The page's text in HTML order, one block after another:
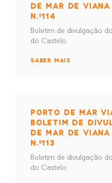
DE MAR DE
N.º114
Boletim de divulgação
do Castelo
SABER MAIS
PORTO DE MAR
BOLETIM DE
DE MAR DE
N.º113
Boletim de divulgação
do Castelo